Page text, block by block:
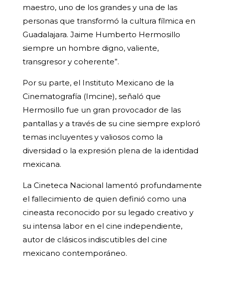
maestro, uno de los grandes y una de las
personas que transformó la cultura fílmica en
Guadalajara. Jaime Humberto Hermosillo
siempre un hombre digno, valiente,
transgresor y coherente”.
Por su parte, el Instituto Mexicano de la
Cinematografía (Imcine), señaló que
Hermosillo fue un gran provocador de las
pantallas y a través de su cine siempre exploró
temas incluyentes y valiosos como la
diversidad o la expresión plena de la identidad
mexicana.
La Cineteca Nacional lamentó profundamente
el fallecimiento de quien definió como una
cineasta reconocido por su legado creativo y
su intensa labor en el cine independiente,
autor de clásicos indiscutibles del cine
mexicano contemporáneo.